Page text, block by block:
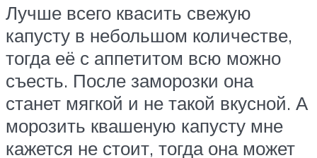
Лучше всего квасить свежую
капусту в небольшом количестве,
тогда её с аппетитом всю можно
съесть. После заморозки она
станет мягкой и не такой вкусной. А
морозить квашеную капусту мне
кажется не стоит, тогда она может